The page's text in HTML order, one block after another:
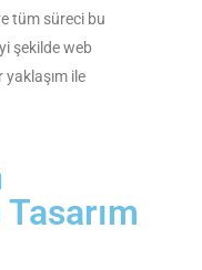
tüm süreci bu
şekilde web
ile